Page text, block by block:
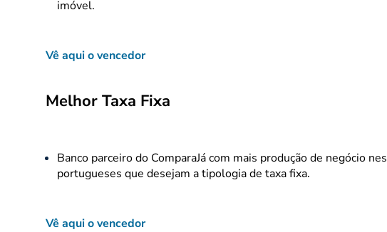
imóvel.
Vê aqui o vencedor
Melhor Taxa Fixa
Banco parceiro do ComparaJá com mais produção de negócio
portugueses que desejam a tipologia de taxa fixa.
Vê aqui o vencedor